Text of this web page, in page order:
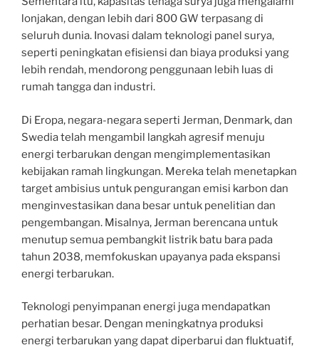
lonjakan, dengan lebih dari 800 GW terpasang di
seluruh dunia. Inovasi dalam teknologi panel surya,
seperti peningkatan efisiensi dan biaya produksi yang
lebih rendah, mendorong penggunaan lebih luas di
rumah tangga dan industri.
Di Eropa, negara-negara seperti Jerman, Denmark, dan
Swedia telah mengambil langkah agresif menuju
energi terbarukan dengan mengimplementasikan
kebijakan ramah lingkungan. Mereka telah menetapkan
target ambisius untuk pengurangan emisi karbon dan
menginvestasikan dana besar untuk penelitian dan
pengembangan. Misalnya, Jerman berencana untuk
menutup semua pembangkit listrik batu bara pada
tahun 2038, memfokuskan upayanya pada ekspansi
energi terbarukan.
Teknologi penyimpanan energi juga mendapatkan
perhatian besar. Dengan meningkatnya produksi
energi terbarukan yang dapat diperbarui dan fluktuatif,